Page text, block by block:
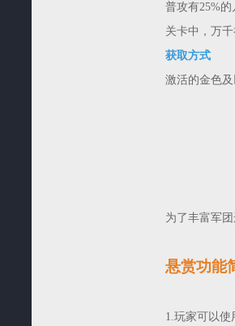
普攻有25%
关卡中，万
获取方式
激活的金色
为了丰富军
悬赏功能
1.玩家可以